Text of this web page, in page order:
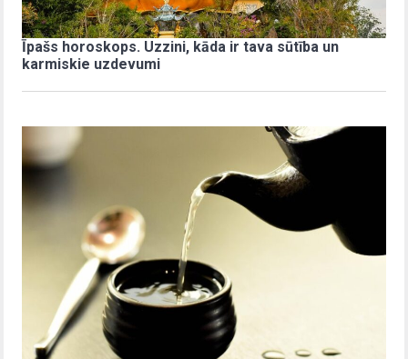
Īpašs horoskops. Uzzini, kāda ir tava sūtība un
karmiskie uzdevumi